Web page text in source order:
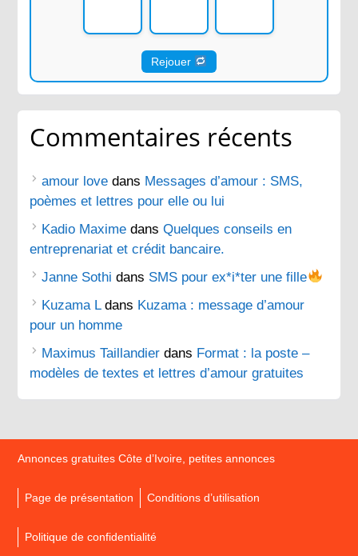
Rejouer
Commentaires récents
amour love dans Messages d’amour : SMS,
poèmes et lettres pour elle ou lui
Kadio Maxime dansQuelques conseils en
entreprenariat et crédit bancaire.
Janne Sothi dans SMS pour ex*i*ter une fille
Kuzama Ldans Kuzama : message d’amour
pour un homme
Maximus Taillandier dans Format : la poste –
modèles de textes et lettres d’amour gratuites
Annonces gratuites Côte d’Ivoire, petites annonces
Page de présentation Conditions d’utilisation
Politique de confidentialité